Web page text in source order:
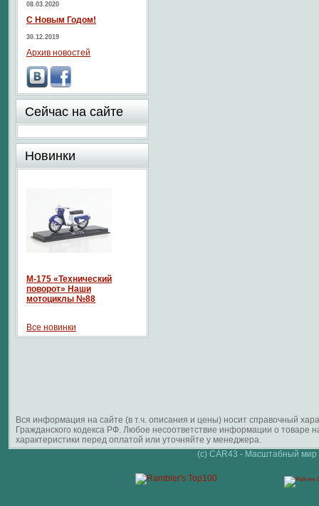
08.03.2020
С Новым Годом!
30.12.2019
Архив новостей
Сейчас на сайте
Новинки
М-175 «Технический
поворот» Наши
мотоциклы №88
Все новинки
Вся информация на сайте (в т.ч. описания и цены) носит справочный
Гражданского кодекса РФ. Любое несоответствие информации о
характеристики перед оплатой или уточняйте у менеджера.
(c) CAR43 - Масштабный мир